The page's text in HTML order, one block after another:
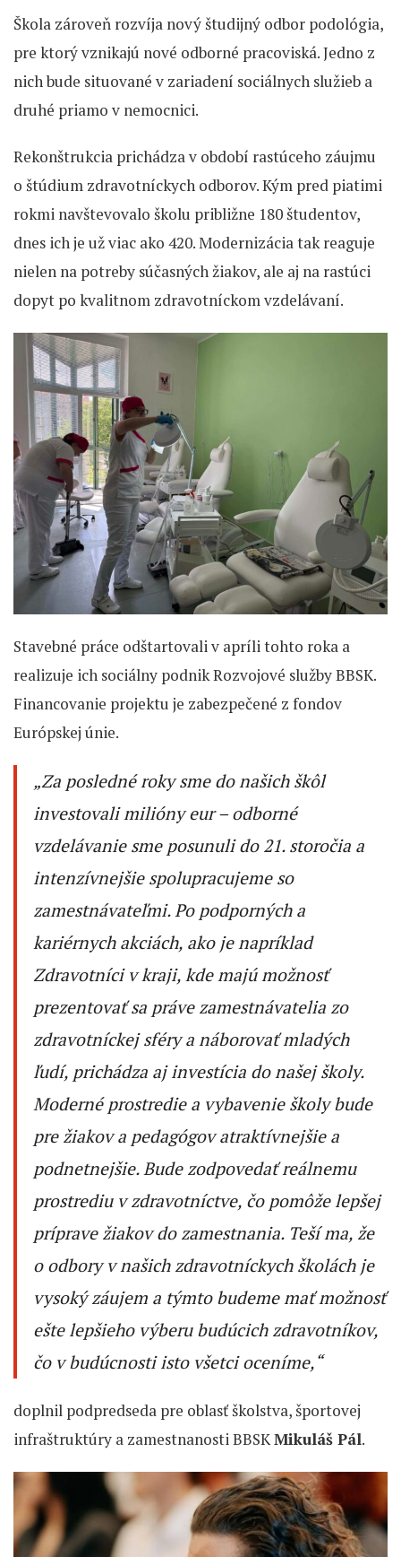
Škola zároveň rozvíja nový študijný odbor podológia,
pre ktorý vznikajú nové odborné pracoviská. Jedno z
nich bude situované v zariadení sociálnych služieb a
druhé priamo v nemocnici.
Rekonštrukcia prichádza v období rastúceho záujmu
o štúdium zdravotníckych odborov. Kým pred piatimi
rokmi navštevovalo školu približne 180 študentov,
dnes ich je už viac ako 420. Modernizácia tak reaguje
nielen na potreby súčasných žiakov, ale aj na rastúci
dopyt po kvalitnom zdravotníckom vzdelávaní.
Stavebné práce odštartovali v apríli tohto roka a
realizuje ich sociálny podnik Rozvojové služby BBSK.
Financovanie projektu je zabezpečené z fondov
Európskej únie.
„Za posledné roky sme do našich škôl
investovali milióny eur – odborné
vzdelávanie sme posunuli do 21. storočia a
intenzívnejšie spolupracujeme so
zamestnávateľmi. Po podporných a
kariérnych akciách, ako je napríklad
Zdravotníci v kraji, kde majú možnosť
prezentovať sa práve zamestnávatelia zo
zdravotníckej sféry a náborovať mladých
ľudí, prichádza aj investícia do našej školy.
Moderné prostredie a vybavenie školy bude
pre žiakov a pedagógov atraktívnejšie a
podnetnejšie. Bude zodpovedať reálnemu
prostrediu v zdravotníctve, čo pomôže lepšej
príprave žiakov do zamestnania. Teší ma, že
o odbory v našich zdravotníckych školách je
vysoký záujem a týmto budeme mať možnosť
ešte lepšieho výberu budúcich zdravotníkov,
čo v budúcnosti isto všetci oceníme,“
doplnil podpredseda pre oblasť školstva, športovej
infraštruktúry a zamestnanosti BBSKMikuláš Pál.